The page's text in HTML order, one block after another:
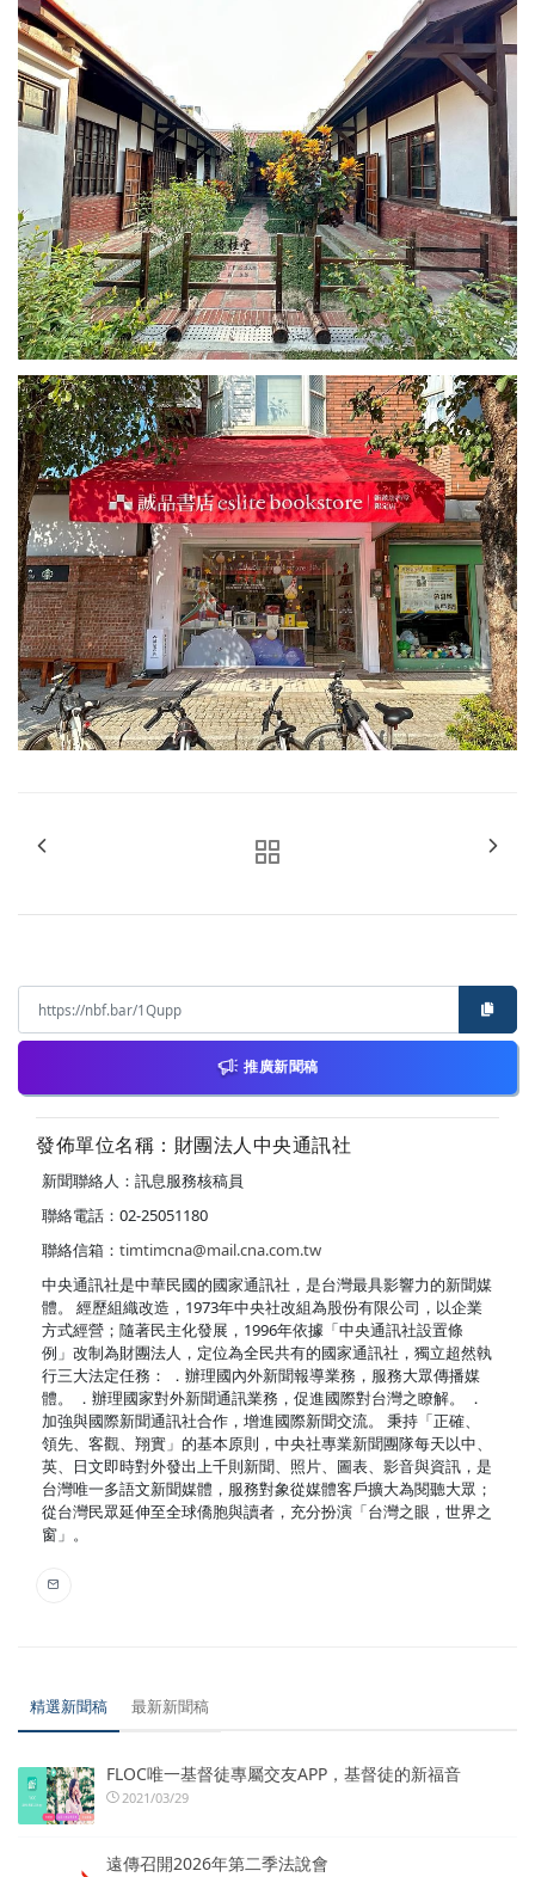
推廣新聞稿
發佈單位名稱：財團法人中央通訊社
新聞聯絡人：訊息服務核稿員
聯絡電話：02-25051180
聯絡信箱： timtimcna@mail.cna.com.tw
中央通訊社是中華民國的國家通訊社，是台灣最具影響力的新聞媒
體。 經歷組織改造，1973年中央社改組為股份有限公司，以企業
方式經營；隨著民主化發展，1996年依據「中央通訊社設置條
例」改制為財團法人，定位為全民共有的國家通訊社，獨立超然執
行三大法定任務： ．辦理國內外新聞報導業務，服務大眾傳播媒
體。 ．辦理國家對外新聞通訊業務，促進國際對台灣之瞭解。 ．
加強與國際新聞通訊社合作，增進國際新聞交流。 秉持「正確、
領先、客觀、翔實」的基本原則，中央社專業新聞團隊每天以中、
英、日文即時對外發出上千則新聞、照片、圖表、影音與資訊，是
台灣唯一多語文新聞媒體，服務對象從媒體客戶擴大為閱聽大眾；
從台灣民眾延伸至全球僑胞與讀者，充分扮演「台灣之眼，世界之
窗」。
精選新聞稿 最新新聞稿
FLOC唯一基督徒專屬交友APP，基督徒的新福音
2021/03/29
遠傳召開2026年第二季法說會